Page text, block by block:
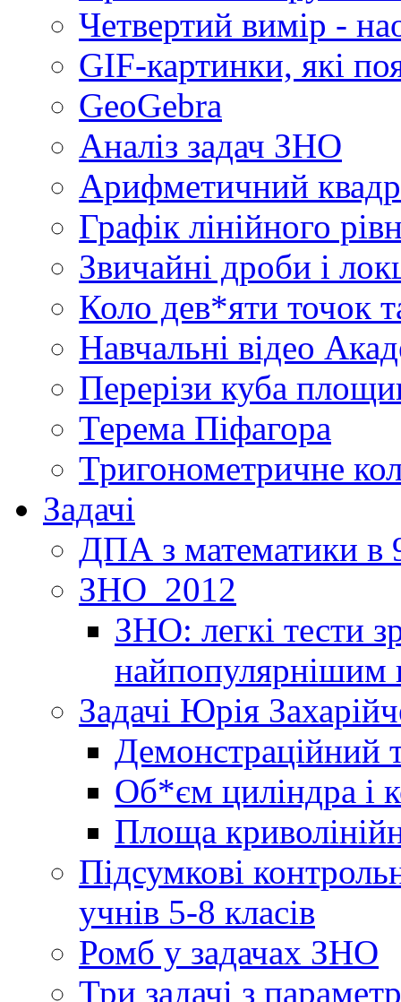
Четвертий вимір -
GIF-картинки, які
GeoGebra
Аналіз задач ЗНО
Арифметичний
Графік лінійного
Звичайні дроби і
Коло дев*яти точок
Навчальні відео
Перерізи куба
Терема Піфагора
Тригонометричне
Задачі
ДПА з математики в
ЗНО_2012
ЗНО: легкі тести
найпопулярнішим
Задачі Юрія
Демонстраційний
Об*єм циліндра і
Площа
Підсумкові
учнів 5-8 класів
Ромб у задачах ЗНО
Три задачі з